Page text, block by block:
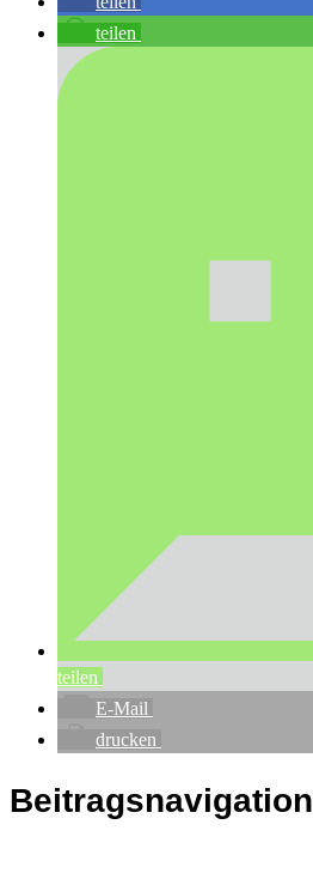
teilen
teilen
E-Mail
drucken
Beitragsnavigation